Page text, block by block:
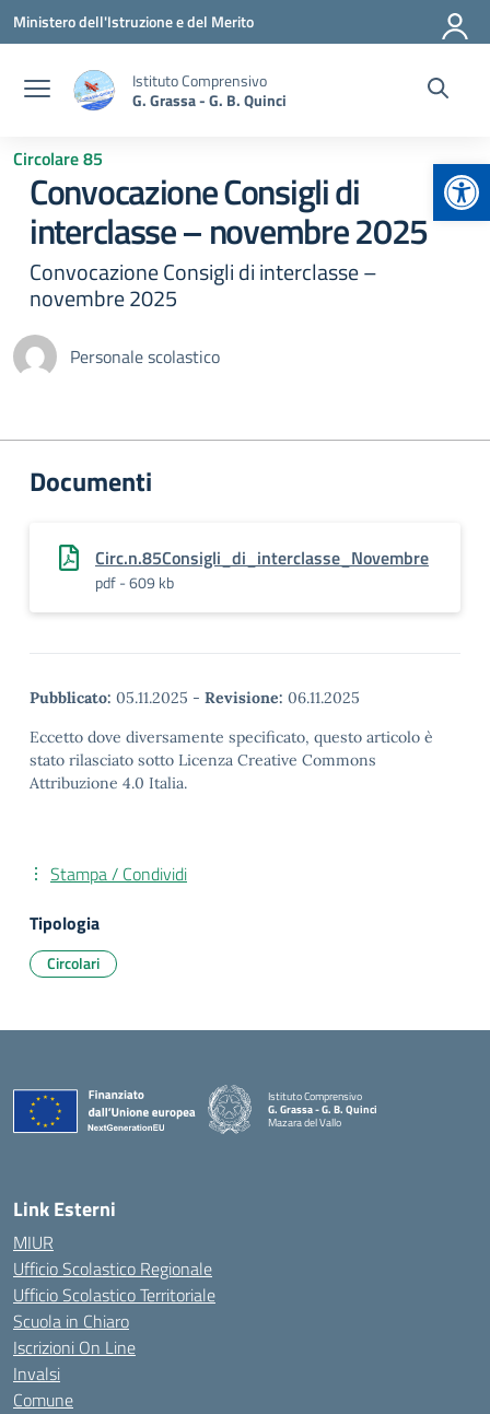
Vai ai contenuti
Vai al menu di navigazione
Vai al footer
Ministero dell'Istruzione e del Merito
Istituto Comprensivo
G. Grassa - G. B. Quinci
Circolare 85
Convocazione Consigli di
interclasse – novembre 2025
Convocazione Consigli di interclasse –
novembre 2025
Personale scolastico
Documenti
Circ.n.85Consigli_di_interclasse_Novembre
pdf - 609 kb
Pubblicato: 05.11.2025 - Revisione: 06.11.2025
Eccetto dove diversamente specificato, questo articolo è
stato rilasciato sotto Licenza Creative Commons
Attribuzione 4.0 Italia.
Stampa / Condividi
Tipologia
Circolari
Istituto Comprensivo
G. Grassa - G. B. Quinci
Mazara del Vallo
Link Esterni
MIUR
Ufficio Scolastico Regionale
Ufficio Scolastico Territoriale
Scuola in Chiaro
Iscrizioni On Line
Invalsi
Comune